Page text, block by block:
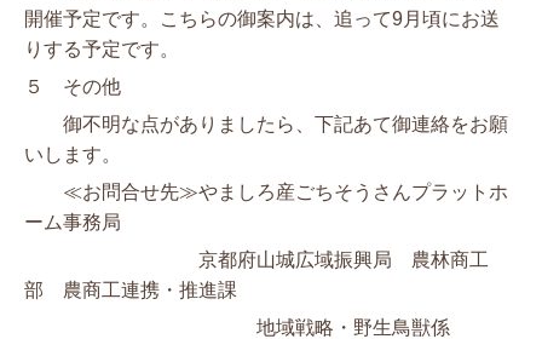
開催予定です。こちらの御案内は、追って9月頃にお送
りする予定です。
５ その他
御不明な点がありましたら、下記あて御連絡をお願
いします。
≪お問合せ先≫やましろ産ごちそうさんプラットホ
ーム事務局
京都府山城広域振興局 農林商工
部 農商工連携・推進課
地域戦略・野生鳥獣係